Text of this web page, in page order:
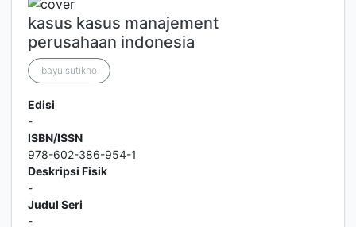
kasus kasus manajement
perusahaan indonesia
bayu sutikno
Edisi
-
ISBN/ISSN
978-602-386-954-1
Deskripsi Fisik
-
Judul Seri
-